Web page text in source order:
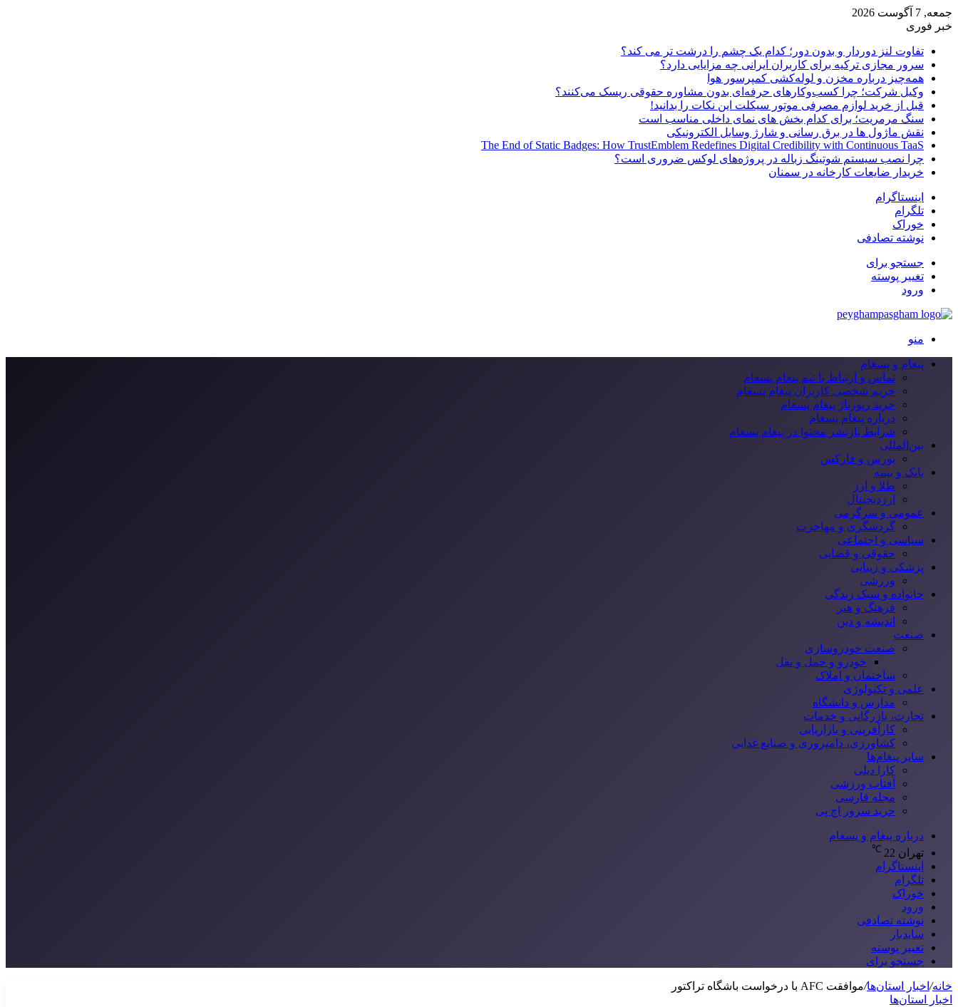
جمعه, 7 آگوست 2026
خبر فوری
تفاوت لنز دوردار و بدون دور؛ کدام یک چشم را درشت تر می کند؟
سرور مجازی ترکیه برای کاربران ایرانی چه مزایایی دارد؟
همه‌چیز درباره مخزن و لوله‌کشی کمپرسور هوا
وکیل شرکت؛ چرا کسب‌وکارهای حرفه‌ای بدون مشاوره حقوقی ریسک می‌کنند؟
قبل از خرید لوازم مصرفی موتور سیکلت این نکات را بدانید!
سنگ مرمریت؛ برای کدام بخش های نمای داخلی مناسب است
نقش ماژول ها در برق رسانی و شارژ وسایل الکترونیکی
The End of Static Badges: How TrustEmblem Redefines Digital Credibility with Continuous TaaS
چرا نصب سیستم شوتینگ زباله در پروژه‌های لوکس ضروری است؟
خریدار ضایعات کارخانه در سمنان
اینستاگرام
تلگرام
خوراک
نوشته تصادفی
جستجو برای
تغییر پوسته
ورود
منو
پیغام و پسغام
تماس و ارتباط با تیم پیغام پسغام
حریم شخصی کاربران پیغام پسغام
خرید رپورتاژ پیغام پسغام
درباره پیغام پسغام
شرایط بازنشر محتوا در پیغام پسغام
بین‌المللی
بورس و فارکس
بانک و بیمه
طلا و ارز
ارزدیجیتال
عمومی و سرگرمی
گردشگری و مهاجرت
سیاسی و اجتماعی
حقوقی و قضایی
پزشکی و زیبایی
ورزشی
خانواده و سبک زندگی
فرهنگ و هنر
اندیشه و دین
صنعت
صنعت خودروسازی
خودرو و حمل و نقل
ساختمان و املاک
علمی و تکنولوژی
مدارس و دانشگاه
تجارت، بازرگانی و خدمات
کارآفرینی و بازاریابی
کشاورزی، دامپروری و صنایع غذایی
سایر پیغام‌ها
کارا دیلی
آفتاب ورزشی
مجله فارسی
خرید سرور اچ پی
درباره پیغام و پسغام
تهران 22
℃
اینستاگرام
تلگرام
خوراک
ورود
نوشته تصادفی
سایدبار
تغییر پوسته
جستجو برای
خانه/ اخبار استان‌ها/موافقت AFC با درخواست باشگاه تراکتور
اخبار استان‌ها